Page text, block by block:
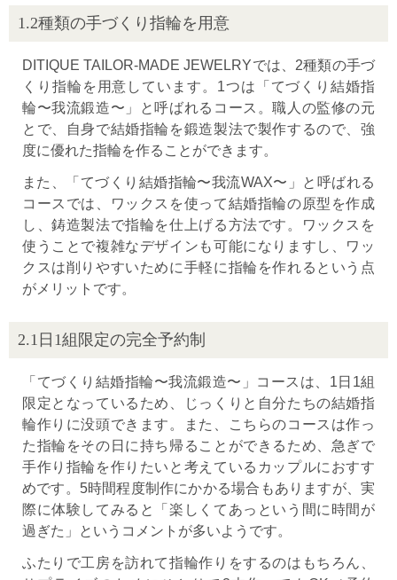
1.2種類の手づくり指輪を用意
DITIQUE TAILOR-MADE JEWELRYでは、2種類の手づ
くり指輪を用意しています。1つは「てづくり結婚指
輪〜我流鍛造〜」と呼ばれるコース。職人の監修の元
とで、自身で結婚指輪を鍛造製法で製作するので、強
度に優れた指輪を作ることができます。
また、「てづくり結婚指輪〜我流WAX〜」と呼ばれる
コースでは、ワックスを使って結婚指輪の原型を作成
し、鋳造製法で指輪を仕上げる方法です。ワックスを
使うことで複雑なデザインも可能になりますし、ワッ
クスは削りやすいために手軽に指輪を作れるという点
がメリットです。
2.1日1組限定の完全予約制
「てづくり結婚指輪〜我流鍛造〜」コースは、1日1組
限定となっているため、じっくりと自分たちの結婚指
輪作りに没頭できます。また、こちらのコースは作っ
た指輪をその日に持ち帰ることができるため、急ぎで
手作り指輪を作りたいと考えているカップルにおすす
めです。5時間程度制作にかかる場合もありますが、実
際に体験してみると「楽しくてあっという間に時間が
過ぎた」というコメントが多いようです。
ふたりで工房を訪れて指輪作りをするのはもちろん、